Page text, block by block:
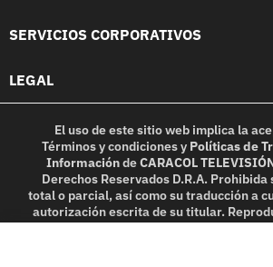
SERVICIOS CORPORATIVOS
LEGAL
El uso de este sitio web implica la
Términos y condicionesy Políticas de
InformacióndeCARACOL
Derechos Reservados D.R.A.
total o parcial, así como su traducción a
autorización escrita de su titular.